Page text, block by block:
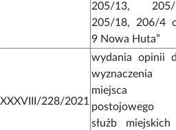
205/13, 205/
205/18, 206/4
9 Nowa Huta”
XXXVIII/228/2021
wydania opinii
wyznaczenia
miejsca
postojowego
służb